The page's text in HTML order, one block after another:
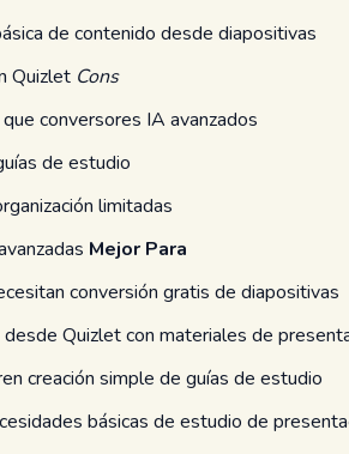
de contenido desde diapositivas
Quizlet Cons
conversores IA avanzados
de estudio
limitadas
Mejor Para
conversión gratis de diapositivas
Quizlet con materiales de
creación simple de guías de estudio
básicas de estudio de